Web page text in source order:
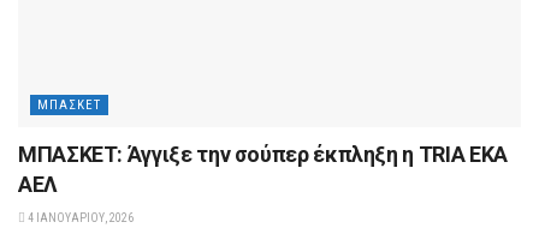
ΜΠΆΣΚΕΤ
ΜΠΑΣΚΕΤ: Άγγιξε την σούπερ έκπληξη η TRIA EKA
ΑΕΛ
4 ΙΑΝΟΥΑΡΊΟΥ, 2026